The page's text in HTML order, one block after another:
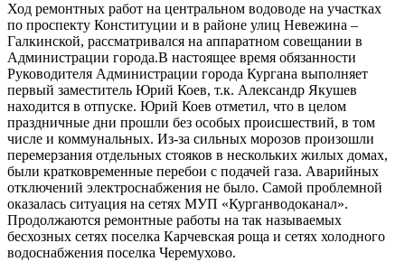
Ход ремонтных работ на центральном водоводе на участках
по проспекту Конституции и в районе улиц Невежина –
Галкинской, рассматривался на аппаратном совещании в
Администрации города.В настоящее время обязанности
Руководителя Администрации города Кургана выполняет
первый заместитель Юрий Коев, т.к. Александр Якушев
находится в отпуске. Юрий Коев отметил, что в целом
праздничные дни прошли без особых происшествий, в том
числе и коммунальных. Из-за сильных морозов произошли
перемерзания отдельных стояков в нескольких жилых домах,
были кратковременные перебои с подачей газа. Аварийных
отключений электроснабжения не было. Самой проблемной
оказалась ситуация на сетях МУП «Курганводоканал».
Продолжаются ремонтные работы на так называемых
бесхозных сетях поселка Карчевская роща и сетях холодного
водоснабжения поселка Черемухово.